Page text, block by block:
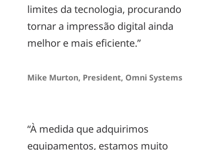
limites da tecnologia, procurando
tornar a impressão digital ainda
melhor e mais eficiente.”
Mike Murton, President, Omni Systems
“À medida que adquirimos
equipamentos, estamos muito